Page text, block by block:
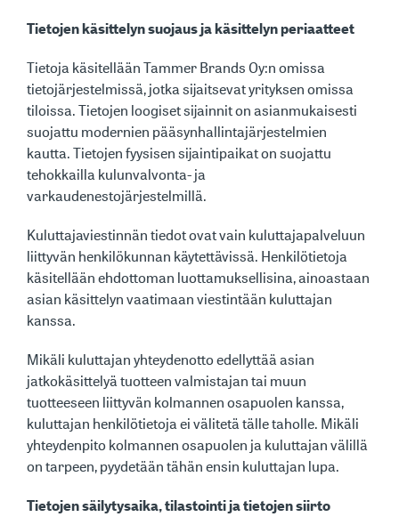
Tietojen käsittelyn suojaus ja käsittelyn periaatteet
Tietoja käsitellään Tammer Brands Oy:n omissa
tietojärjestelmissä, jotka sijaitsevat yrityksen omissa
tiloissa. Tietojen loogiset sijainnit on asianmukaisesti
suojattu modernien pääsynhallintajärjestelmien
kautta. Tietojen fyysisen sijaintipaikat on suojattu
tehokkailla kulunvalvonta- ja
varkaudenestojärjestelmillä.
Kuluttajaviestinnän tiedot ovat vain kuluttajapalveluun
liittyvän henkilökunnan käytettävissä. Henkilötietoja
käsitellään ehdottoman luottamuksellisina, ainoastaan
asian käsittelyn vaatimaan viestintään kuluttajan
kanssa.
Mikäli kuluttajan yhteydenotto edellyttää asian
jatkokäsittelyä tuotteen valmistajan tai muun
tuotteeseen liittyvän kolmannen osapuolen kanssa,
kuluttajan henkilötietoja ei välitetä tälle taholle. Mikäli
yhteydenpito kolmannen osapuolen ja kuluttajan välillä
on tarpeen, pyydetään tähän ensin kuluttajan lupa.
Tietojen säilytysaika, tilastointi ja tietojen siirto